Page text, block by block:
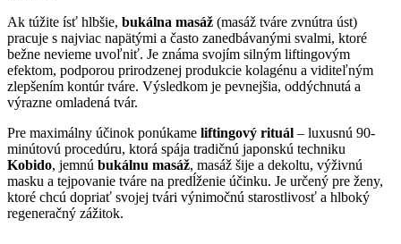
Ak túžite ísť hlbšie, bukálna masáž (masáž tváre zvnútra úst)
pracuje s najviac napätými a často zanedbávanými svalmi, ktoré
bežne nevieme uvoľniť. Je známa svojím silným liftingovým
efektom, podporou prirodzenej produkcie kolagénu a viditeľným
zlepšením kontúr tváre. Výsledkom je pevnejšia, oddýchnutá a
výrazne omladená tvár.
Pre maximálny účinok ponúkame liftingový rituál – luxusnú 90-
minútovú procedúru, ktorá spája tradičnú japonskú techniku
Kobido, jemnú bukálnu masáž, masáž šije a dekoltu, výživnú
masku a tejpovanie tváre na predĺženie účinku. Je určený pre ženy,
ktoré chcú dopriať svojej tvári výnimočnú starostlivosť a hlboký
regeneračný zážitok.